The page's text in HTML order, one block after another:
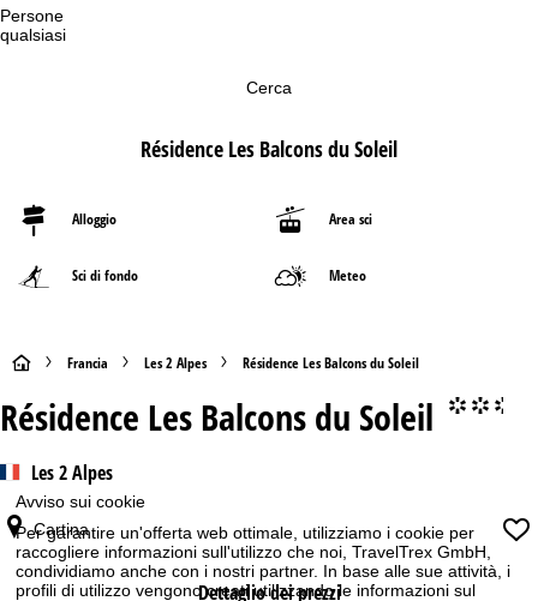
Avviso sui cookie
Per garantire un'offerta web ottimale, utilizziamo i cookie per
raccogliere informazioni sull'utilizzo che noi, TravelTrex GmbH,
condividiamo anche con i nostri partner. In base alle sue attività, i
profili di utilizzo vengono creati utilizzando le informazioni sul
Persone
qualsiasi
Cerca
Résidence Les Balcons du Soleil
Alloggio Area sci
Sci di fondo Meteo
H
o
e
p
Francia Les 2 Alpes Résidence Les Balcons du Soleil
Résidence Les Balcons du Soleil °°.
Les 2 Alpes
Cartina
Dettaglio dei prezzi